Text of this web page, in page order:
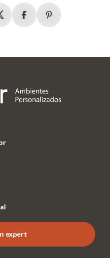
X (Twitter)FacebookPinterest
expert